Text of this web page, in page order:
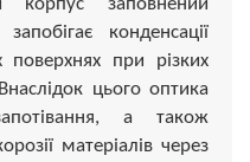
конденсації
поверхнях при різких
цього оптика
а також
матеріалів через